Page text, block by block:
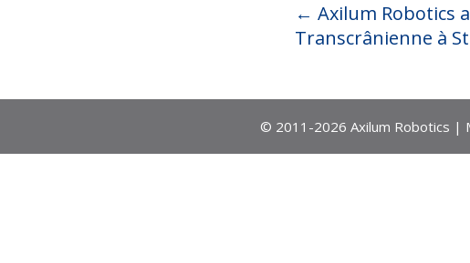
← Axilum Robotics
Transcrânienne à
© 2011-2026 Axilum Robotics |